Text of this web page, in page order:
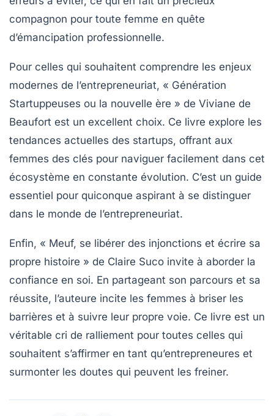
compagnon pour toute femme en quête
d’émancipation professionnelle.
Pour celles qui souhaitent comprendre les enjeux
modernes de l’entrepreneuriat, « Génération
Startuppeuses ou la nouvelle ère » de Viviane de
Beaufort est un excellent choix. Ce livre explore les
tendances actuelles des startups, offrant aux
femmes des clés pour naviguer facilement dans cet
écosystème en constante évolution. C’est un guide
essentiel pour quiconque aspirant à se distinguer
dans le monde de l’entrepreneuriat.
Enfin, « Meuf, se libérer des injonctions et écrire sa
propre histoire » de Claire Suco invite à aborder la
confiance en soi. En partageant son parcours et sa
réussite, l’auteure incite les femmes à briser les
barrières et à suivre leur propre voie. Ce livre est un
véritable cri de ralliement pour toutes celles qui
souhaitent s’affirmer en tant qu’entrepreneures et
surmonter les doutes qui peuvent les freiner.